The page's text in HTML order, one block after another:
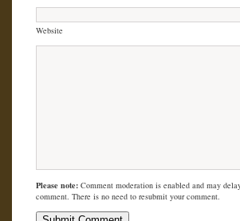
Website
Please note: Comment moderation is enabled and may
comment. There is no need to resubmit your comment.